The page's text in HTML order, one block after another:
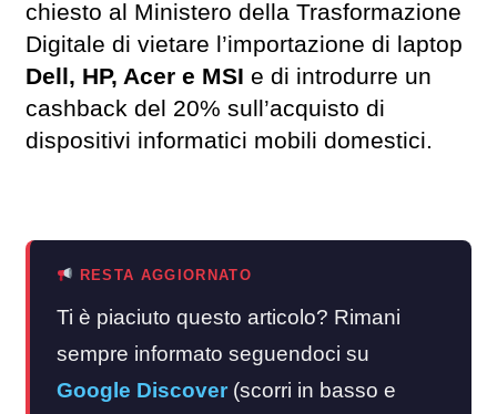
chiesto al Ministero della Trasformazione
Digitale di vietare l’importazione di laptop
Dell, HP, Acer e MSI e di introdurre un
cashback del 20% sull’acquisto di
dispositivi informatici mobili domestici.
RESTA AGGIORNATO
Ti è piaciuto questo articolo? Rimani
sempre informato seguendoci su
Google Discover (scorri in basso e